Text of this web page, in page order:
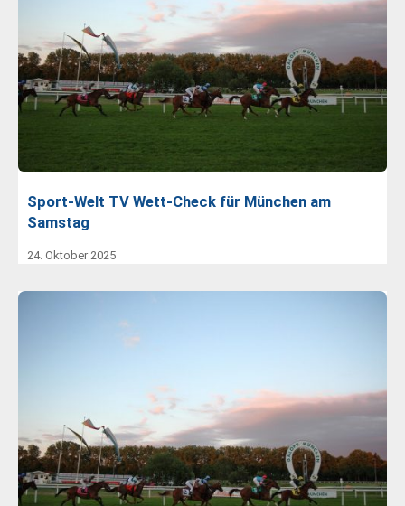
Sport-Welt TV Wett-Check für München am
Samstag
24. Oktober 2025